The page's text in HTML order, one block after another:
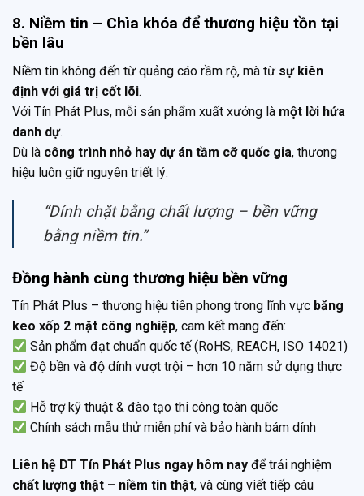
8. Niềm tin – Chìa khóa để thương hiệu tồn tại
bền lâu
Niềm tin không đến từ quảng cáo rầm rộ, mà từ sự kiên
định với giá trị cốt lõi.
Với Tín Phát Plus, mỗi sản phẩm xuất xưởng là một lời hứa
danh dự.
Dù là công trình nhỏ hay dự án tầm cỡ quốc gia, thương
hiệu luôn giữ nguyên triết lý:
“Dính chặt bằng chất lượng – bền vững
bằng niềm tin.”
Đồng hành cùng thương hiệu bền vững
Tín Phát Plus – thương hiệu tiên phong trong lĩnh vực băng
keo xốp 2 mặt công nghiệp, cam kết mang đến:
Sản phẩm đạt chuẩn quốc tế (RoHS, REACH, ISO 14021)
Độ bền và độ dính vượt trội – hơn 10 năm sử dụng thực
tế
Hỗ trợ kỹ thuật & đào tạo thi công toàn quốc
Chính sách mẫu thử miễn phí và bảo hành bám dính
Liên hệ DT Tín Phát Plus ngay hôm nay để trải nghiệm
chất lượng thật – niềm tin thật, và cùng viết tiếp câu